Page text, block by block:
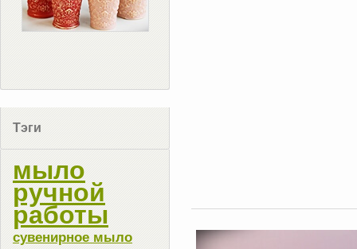
Тэги
мыло
ручной
работы
сувенирное мыло